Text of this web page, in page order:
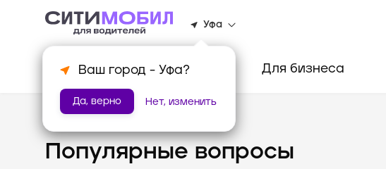
Уфа
Ваш город - Уфа?
Да, верно Нет, изменить
Клиентам Водителям Для бизнеса
База знаний /Популярные вопросы
Популярные вопросы